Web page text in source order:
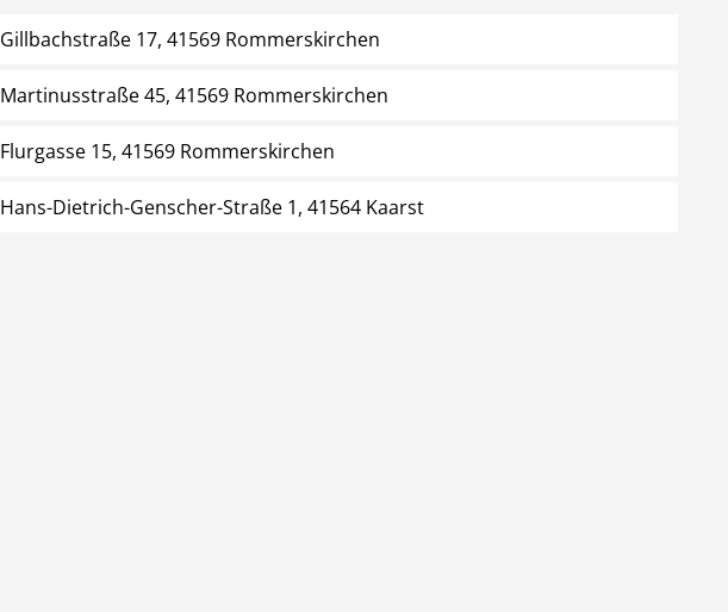
Gillbachstraße 17, 41569 Rommerskirchen
Martinusstraße 45, 41569 Rommerskirchen
Flurgasse 15, 41569 Rommerskirchen
Hans-Dietrich-Genscher-Straße 1, 41564 Kaarst